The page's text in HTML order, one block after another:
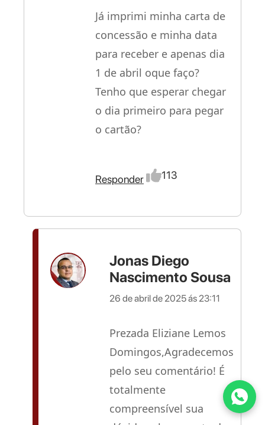
Já imprimi minha carta de
concessão e minha data
para receber e apenas dia
1 de abril oque faço?
Tenho que esperar chegar
o dia primeiro para pegar
o cartão?
Responder 113
Jonas Diego
Nascimento Sousa
26 de abril de 2025 ás 23:11
Prezada Eliziane Lemos
Domingos,Agradecemos
pelo seu comentário! É
totalmente
compreensível sua